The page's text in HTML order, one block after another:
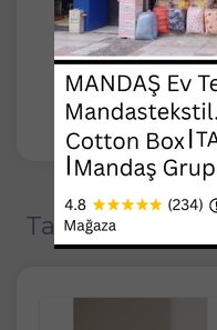
Kolay bakım
ile pratik kullanım
böylece pike
Çeşitli renk
uygun bir seçim
Tavsiye Edilen